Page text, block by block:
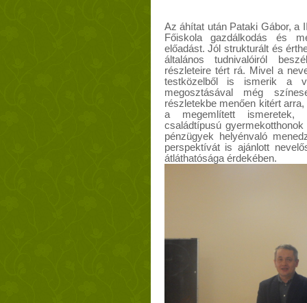
Az áhítat után Pataki Gábor, a
Főiskola gazdálkodás és
előadást. Jól strukturált és
általános tudnivalóiról
részleteire tért rá. Mivel a
testközelből is ismerik a
megosztásával még
részletekbe menően kitért
a megemlített ismeretek,
családtípusú
pénzügyek helyénvaló
perspektívát is ajánlott
átláthatósága érdekében.